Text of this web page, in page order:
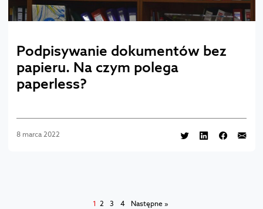
Podpisywanie dokumentów bez
papieru. Na czym polega
paperless?
8 marca 2022
1 2 3 4 Następne »